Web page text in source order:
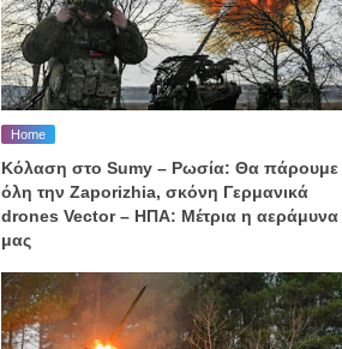
Home
Κόλαση στο Sumy – Ρωσία: Θα πάρουμε
όλη την Zaporizhia, σκόνη Γερμανικά
drones Vector – ΗΠΑ: Μέτρια η αεράμυνα
μας